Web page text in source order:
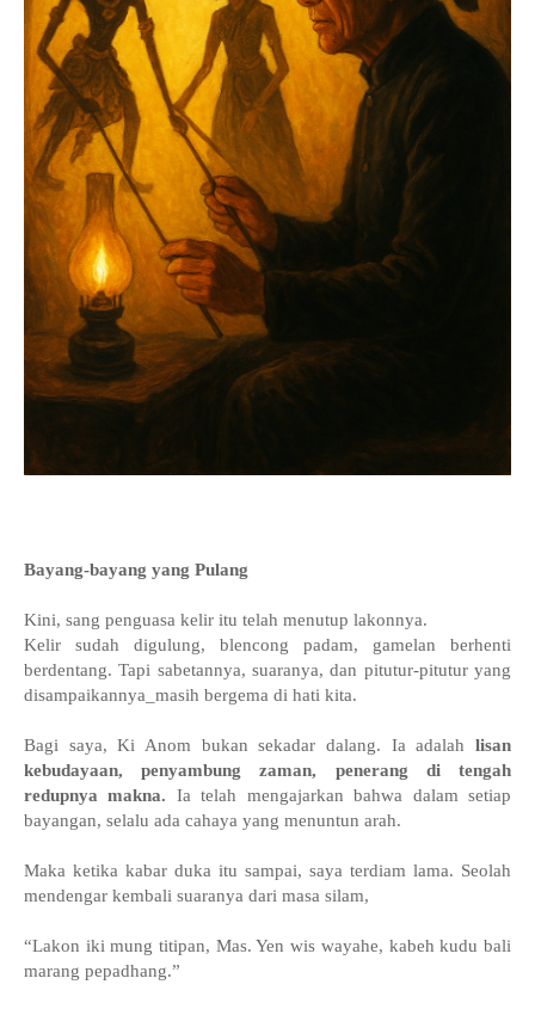
Bayang-bayang yang Pulang
Kini, sang penguasa kelir itu telah menutup lakonnya.
Kelir sudah digulung, blencong padam, gamelan berhenti
berdentang. Tapi sabetannya, suaranya, dan pitutur-pitutur yang
disampaikannya_masih bergema di hati kita.
Bagi saya, Ki Anom bukan sekadar dalang. Ia adalah lisan
kebudayaan, penyambung zaman, penerang di tengah
redupnya makna. Ia telah mengajarkan bahwa dalam setiap
bayangan, selalu ada cahaya yang menuntun arah.
Maka ketika kabar duka itu sampai, saya terdiam lama. Seolah
mendengar kembali suaranya dari masa silam,
“Lakon iki mung titipan, Mas. Yen wis wayahe, kabeh kudu bali
marang pepadhang.”